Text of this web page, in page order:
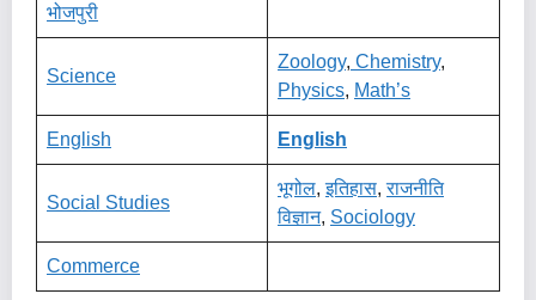
भोजपुरी
Science
Zoology, Chemistry,
Physics, Math’s
English English
Social Studies
भूगोल,इतिहास,राजनीति
विज्ञान, Sociology
Commerce